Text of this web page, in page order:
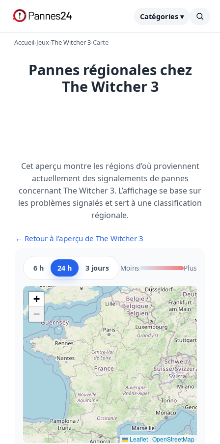
Catégories ▾
Accueil›Jeux›The Witcher 3›Carte
Pannes régionales chez
The Witcher 3
Cet aperçu montre les régions d’où proviennent
actuellement des signalements de pannes
concernant The Witcher 3. L’affichage se base sur
les problèmes signalés et sert à une classification
régionale.
← Retour à l’aperçu de The Witcher 3
6 h 24 h 3 jours Moins Plus
+
−
Leaflet | OpenStreetMap